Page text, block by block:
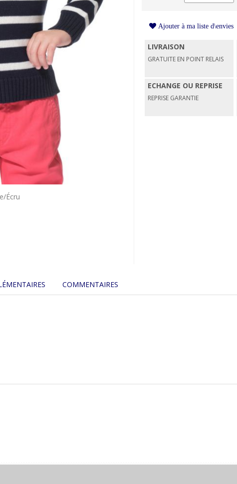
Écru
Ajouter à ma liste d\envies
LIVRAISON
GRATUITE EN POINT RELAIS
ECHANGE OU REPRISE
REPRISE GARANTIE
COMMENTAIRES